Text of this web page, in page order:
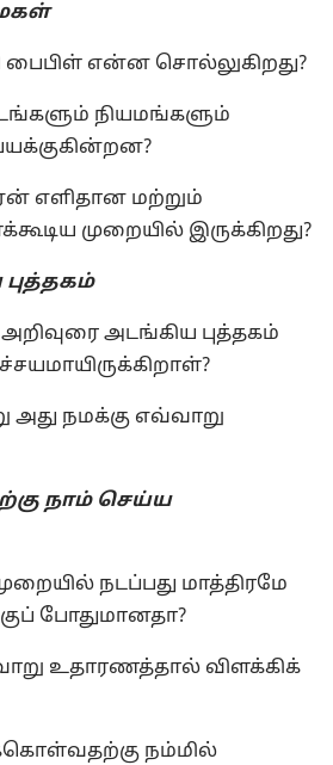
என்ன சொல்லுகிறது?
நியமங்களும்
எளிதான மற்றும்
முறையில் இருக்கிறது?
புத்தகம்
அடங்கிய புத்தகம்
அது நமக்கு எவ்வாறு
நாம் செய்ய
நடப்பது மாத்திரமே
போதுமானதா?
உதாரணத்தால் விளக்கிக்
நம்மில்